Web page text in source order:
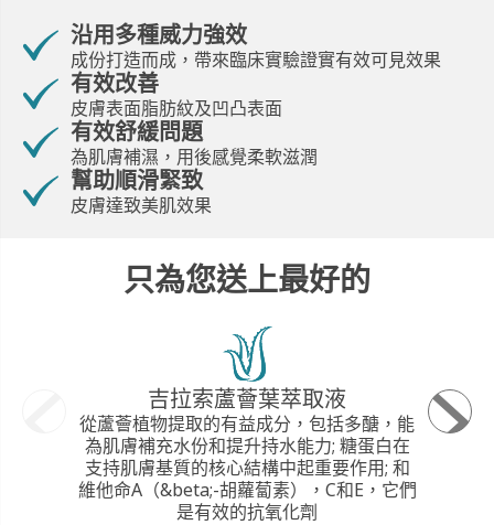
沿用多種威力強效
成份打造而成，帶來臨床實驗證實有效可見效果
有效改善
皮膚表面脂肪紋及凹凸表面
有效舒緩問題
為肌膚補濕，用後感覺柔軟滋潤
幫助順滑緊致
皮膚達致美肌效果
只為您送上最好的
吉拉索蘆薈葉萃取液
從蘆薈植物提取的有益成分，包括多醣，能
為肌膚補充水份和提升持水能力; 糖蛋白在
支持肌膚基質的核心結構中起重要作用; 和
維他命A（&beta;-胡蘿蔔素），C和E，它們
是有效的抗氧化劑
有